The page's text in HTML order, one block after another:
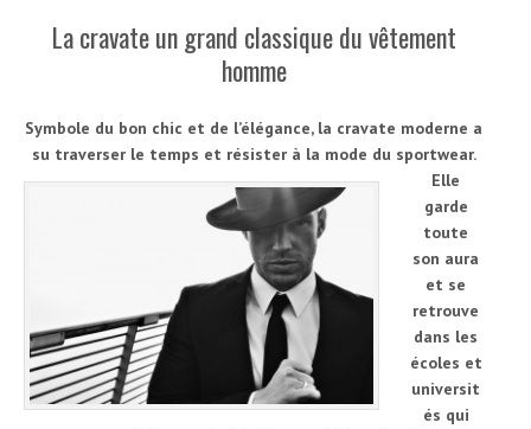
La cravate un grand classique du vêtement
homme
Symbole du bon chic et de l’élégance, la cravate moderne a
su traverser le temps et résister à la mode du sportwear.
Elle
garde
toute
son aura
et se
retrouve
dans les
écoles et
universit
és qui